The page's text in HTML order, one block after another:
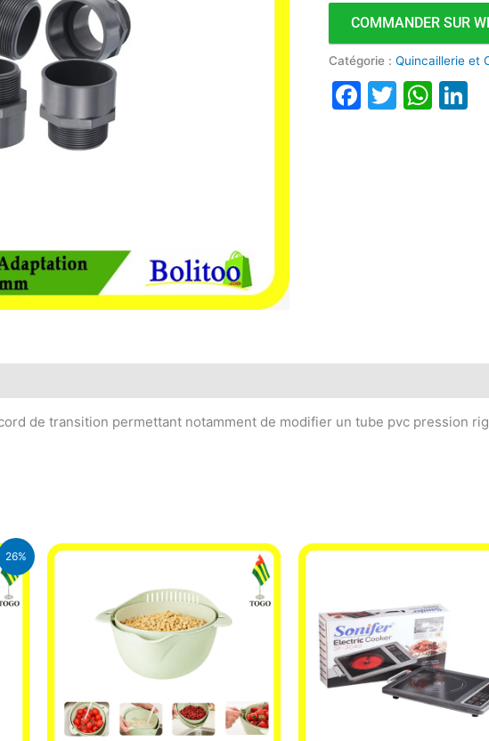
COMMANDER SUR
Catégorie :Quincaillerie et
Facebook
Twitter
de transition permettant notamment de modifier un tube pvc pression
26%